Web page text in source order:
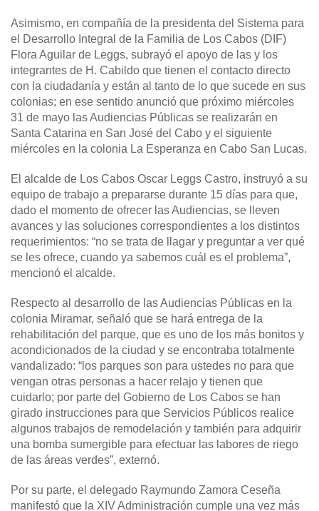
Asimismo, en compañía de la presidenta del Sistema para
el Desarrollo Integral de la Familia de Los Cabos (DIF)
Flora Aguilar de Leggs, subrayó el apoyo de las y los
integrantes de H. Cabildo que tienen el contacto directo
con la ciudadanía y están al tanto de lo que sucede en sus
colonias; en ese sentido anunció que próximo miércoles
31 de mayo las Audiencias Públicas se realizarán en
Santa Catarina en San José del Cabo y el siguiente
miércoles en la colonia La Esperanza en Cabo San Lucas.
El alcalde de Los Cabos Oscar Leggs Castro, instruyó a su
equipo de trabajo a prepararse durante 15 días para que,
dado el momento de ofrecer las Audiencias, se lleven
avances y las soluciones correspondientes a los distintos
requerimientos: “no se trata de llagar y preguntar a ver qué
se les ofrece, cuando ya sabemos cuál es el problema”,
mencionó el alcalde.
Respecto al desarrollo de las Audiencias Públicas en la
colonia Miramar, señaló que se hará entrega de la
rehabilitación del parque, que es uno de los más bonitos y
acondicionados de la ciudad y se encontraba totalmente
vandalizado: “los parques son para ustedes no para que
vengan otras personas a hacer relajo y tienen que
cuidarlo; por parte del Gobierno de Los Cabos se han
girado instrucciones para que Servicios Públicos realice
algunos trabajos de remodelación y también para adquirir
una bomba sumergible para efectuar las labores de riego
de las áreas verdes”, externó.
Por su parte, el delegado Raymundo Zamora Ceseña
manifestó que la XIV Administración cumple una vez más